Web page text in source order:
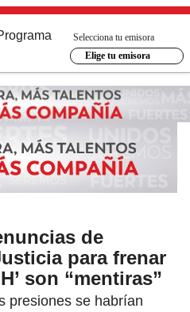
Selecciona tu emisora
Elige tu emisora
de
para frenar
son “mentiras”
presiones se habrían